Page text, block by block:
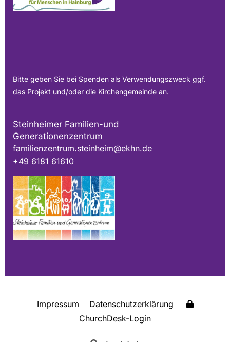
Bitte geben Sie bei Spenden als Verwendungszweck ggf.
das Projekt und/oder die Kirchengemeinde an.
Steinheimer Familien-und
Generationenzentrum
familienzentrum.steinheim@ekhn.de
+49 6181 61610
Impressum
Datenschutzerklärung
ChurchDesk-Login